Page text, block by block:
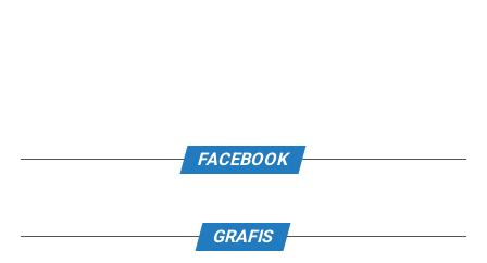
FACEBOOK
GRAFIS